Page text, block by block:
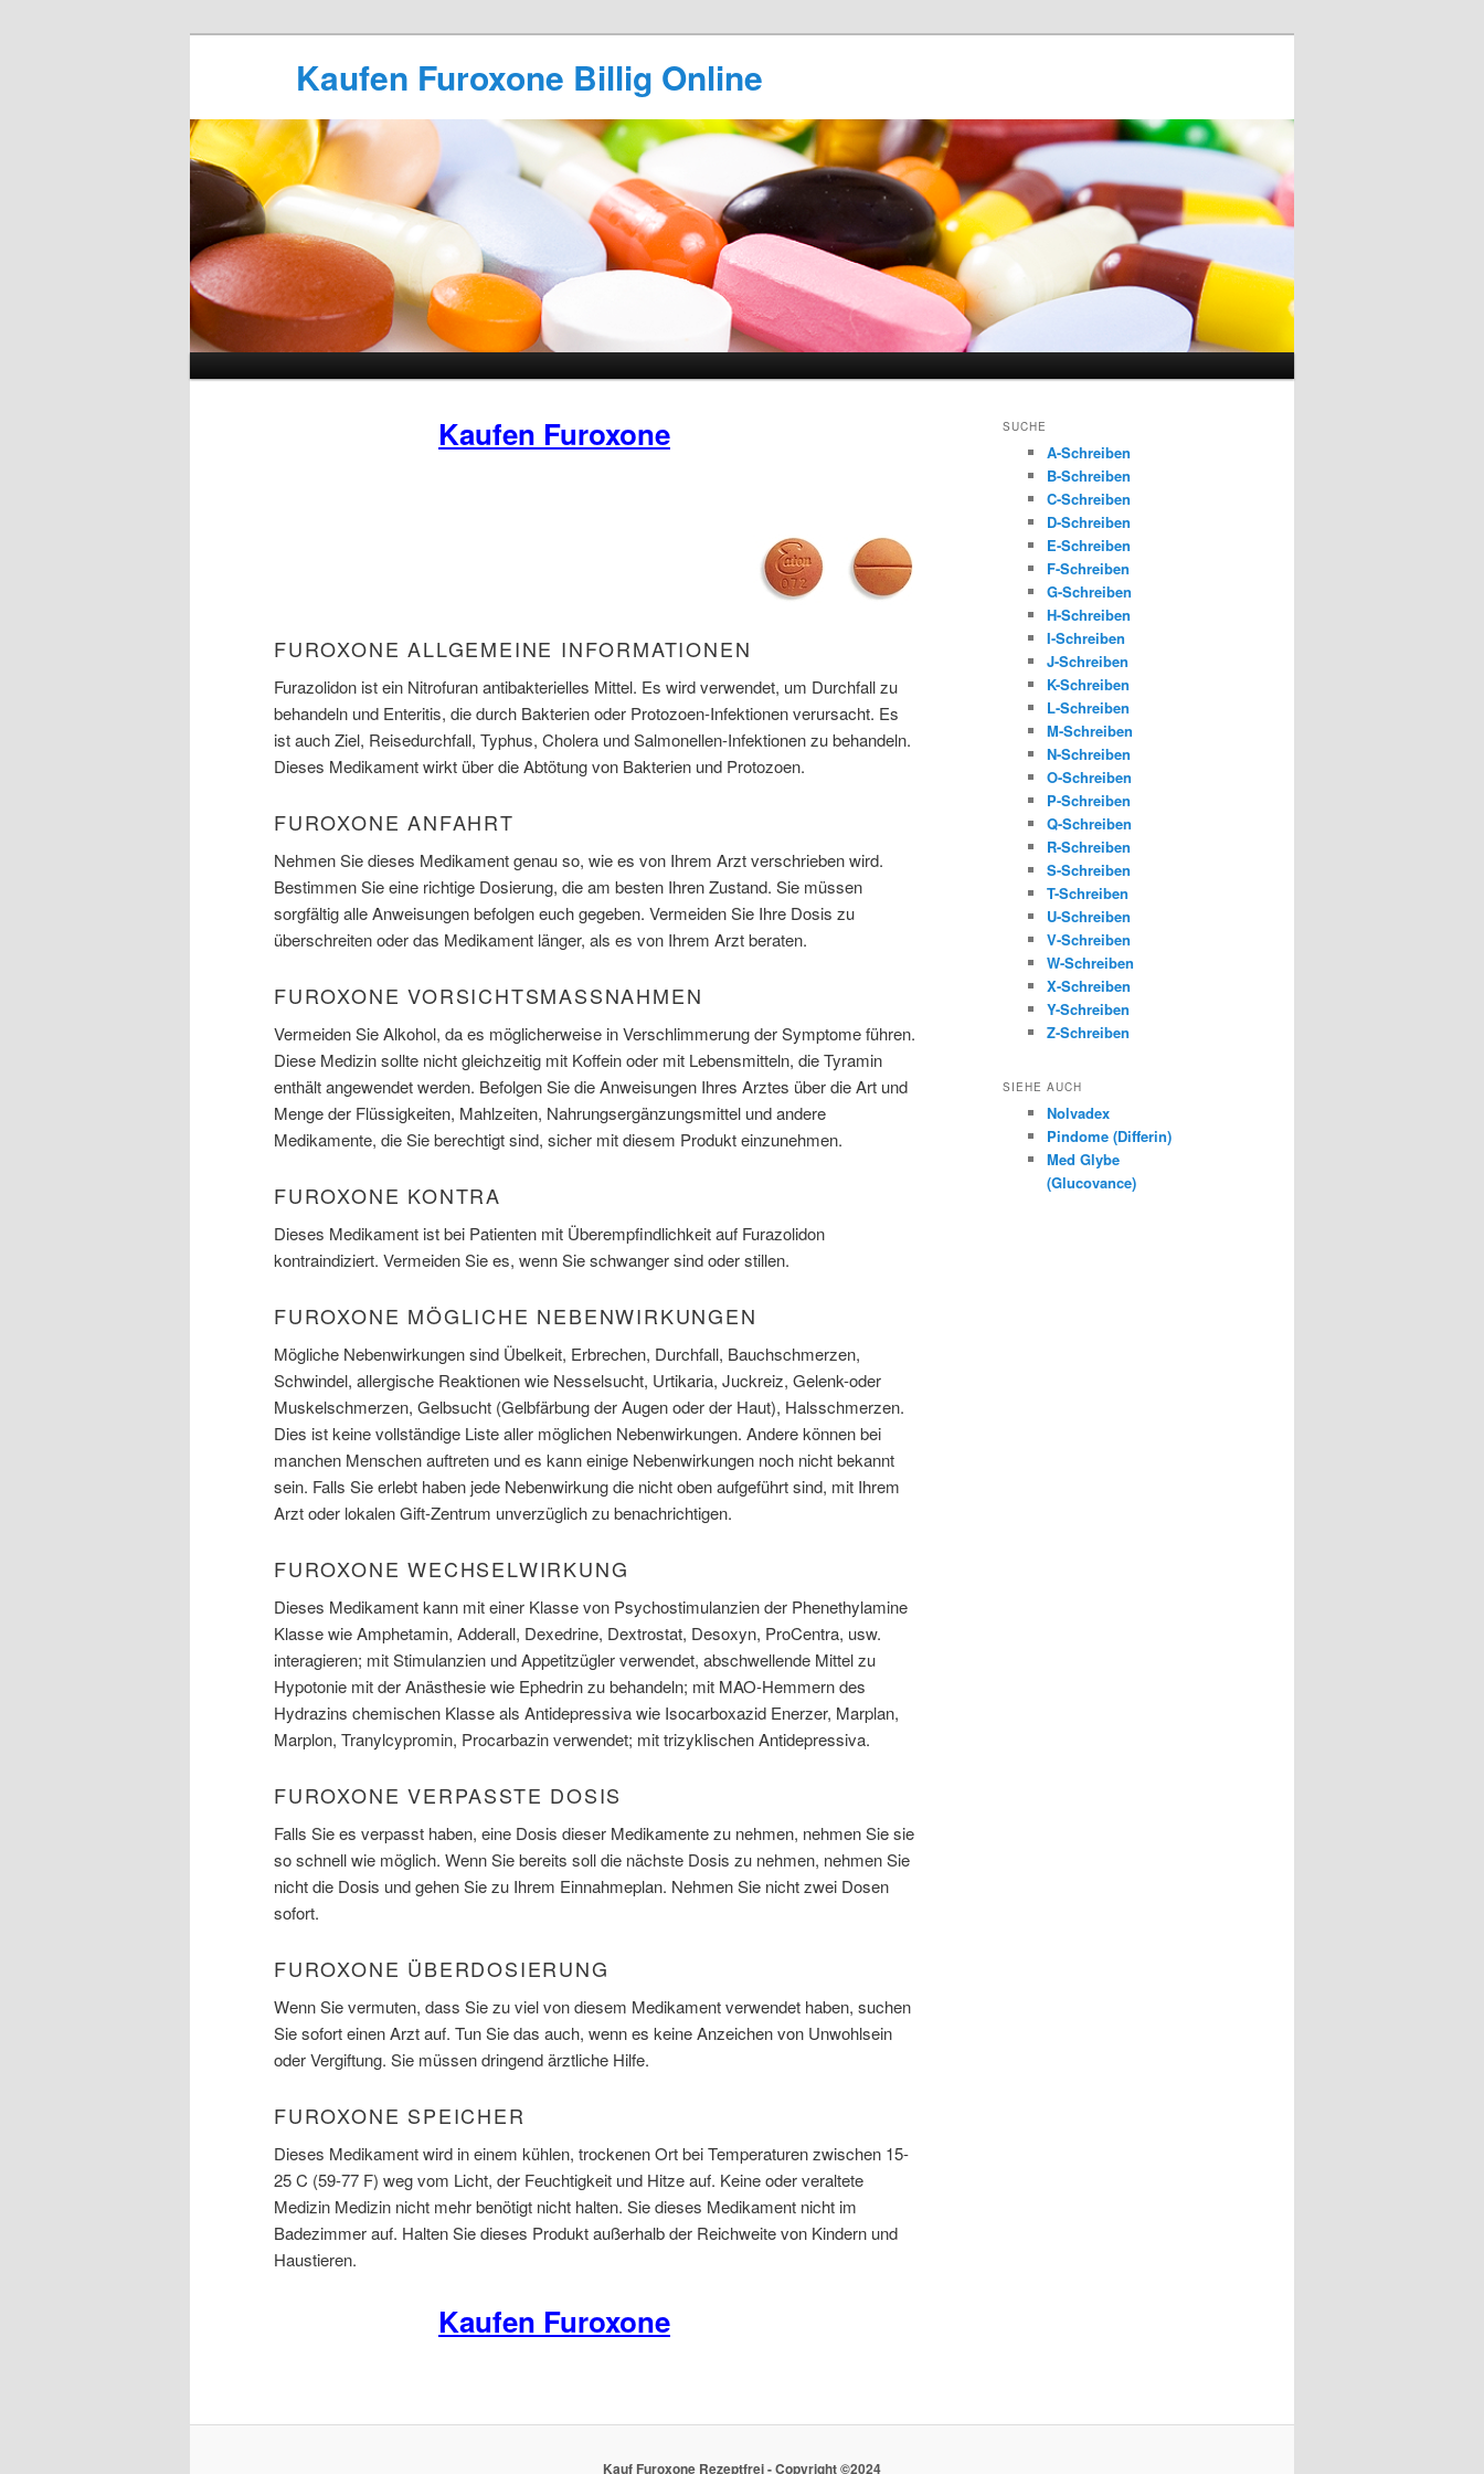
Kaufen Furoxone Billig Online
Kaufen Furoxone
FUROXONE ALLGEMEINE INFORMATIONEN
Furazolidon ist ein Nitrofuran antibakterielles Mittel. Es wird verwendet, um Durchfall zu
behandeln und Enteritis, die durch Bakterien oder Protozoen-Infektionen verursacht. Es
ist auch Ziel, Reisedurchfall, Typhus, Cholera und Salmonellen-Infektionen zu behandeln.
Dieses Medikament wirkt über die Abtötung von Bakterien und Protozoen.
FUROXONE ANFAHRT
Nehmen Sie dieses Medikament genau so, wie es von Ihrem Arzt verschrieben wird.
Bestimmen Sie eine richtige Dosierung, die am besten Ihren Zustand. Sie müssen
sorgfältig alle Anweisungen befolgen euch gegeben. Vermeiden Sie Ihre Dosis zu
überschreiten oder das Medikament länger, als es von Ihrem Arzt beraten.
FUROXONE VORSICHTSMASSNAHMEN
Vermeiden Sie Alkohol, da es möglicherweise in Verschlimmerung der Symptome führen.
Diese Medizin sollte nicht gleichzeitig mit Koffein oder mit Lebensmitteln, die Tyramin
enthält angewendet werden. Befolgen Sie die Anweisungen Ihres Arztes über die Art und
Menge der Flüssigkeiten, Mahlzeiten, Nahrungsergänzungsmittel und andere
Medikamente, die Sie berechtigt sind, sicher mit diesem Produkt einzunehmen.
FUROXONE KONTRA
Dieses Medikament ist bei Patienten mit Überempfindlichkeit auf Furazolidon
kontraindiziert. Vermeiden Sie es, wenn Sie schwanger sind oder stillen.
FUROXONE MÖGLICHE NEBENWIRKUNGEN
Mögliche Nebenwirkungen sind Übelkeit, Erbrechen, Durchfall, Bauchschmerzen,
Schwindel, allergische Reaktionen wie Nesselsucht, Urtikaria, Juckreiz, Gelenk-oder
Muskelschmerzen, Gelbsucht (Gelbfärbung der Augen oder der Haut), Halsschmerzen.
Dies ist keine vollständige Liste aller möglichen Nebenwirkungen. Andere können bei
manchen Menschen auftreten und es kann einige Nebenwirkungen noch nicht bekannt
sein. Falls Sie erlebt haben jede Nebenwirkung die nicht oben aufgeführt sind, mit Ihrem
Arzt oder lokalen Gift-Zentrum unverzüglich zu benachrichtigen.
FUROXONE WECHSELWIRKUNG
Dieses Medikament kann mit einer Klasse von Psychostimulanzien der Phenethylamine
Klasse wie Amphetamin, Adderall, Dexedrine, Dextrostat, Desoxyn, ProCentra, usw.
interagieren; mit Stimulanzien und Appetitzügler verwendet, abschwellende Mittel zu
Hypotonie mit der Anästhesie wie Ephedrin zu behandeln; mit MAO-Hemmern des
Hydrazins chemischen Klasse als Antidepressiva wie Isocarboxazid Enerzer, Marplan,
Marplon, Tranylcypromin, Procarbazin verwendet; mit trizyklischen Antidepressiva.
FUROXONE VERPASSTE DOSIS
Falls Sie es verpasst haben, eine Dosis dieser Medikamente zu nehmen, nehmen Sie sie
so schnell wie möglich. Wenn Sie bereits soll die nächste Dosis zu nehmen, nehmen Sie
nicht die Dosis und gehen Sie zu Ihrem Einnahmeplan. Nehmen Sie nicht zwei Dosen
sofort.
FUROXONE ÜBERDOSIERUNG
Wenn Sie vermuten, dass Sie zu viel von diesem Medikament verwendet haben, suchen
Sie sofort einen Arzt auf. Tun Sie das auch, wenn es keine Anzeichen von Unwohlsein
oder Vergiftung. Sie müssen dringend ärztliche Hilfe.
FUROXONE SPEICHER
Dieses Medikament wird in einem kühlen, trockenen Ort bei Temperaturen zwischen 15-
25 C (59-77 F) weg vom Licht, der Feuchtigkeit und Hitze auf. Keine oder veraltete
Medizin Medizin nicht mehr benötigt nicht halten. Sie dieses Medikament nicht im
Badezimmer auf. Halten Sie dieses Produkt außerhalb der Reichweite von Kindern und
Haustieren.
Kaufen Furoxone
SUCHE
A-Schreiben
B-Schreiben
C-Schreiben
D-Schreiben
E-Schreiben
F-Schreiben
G-Schreiben
H-Schreiben
I-Schreiben
J-Schreiben
K-Schreiben
L-Schreiben
M-Schreiben
N-Schreiben
O-Schreiben
P-Schreiben
Q-Schreiben
R-Schreiben
S-Schreiben
T-Schreiben
U-Schreiben
V-Schreiben
W-Schreiben
X-Schreiben
Y-Schreiben
Z-Schreiben
SIEHE AUCH
Nolvadex
Pindome (Differin)
Med Glybe
(Glucovance)
Kauf Furoxone Rezeptfrei - Copyright ©2024